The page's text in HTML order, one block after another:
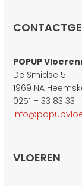
POPUP
De Smidse 5
1969 NA
0251 – 33 83 33
VLOEREN